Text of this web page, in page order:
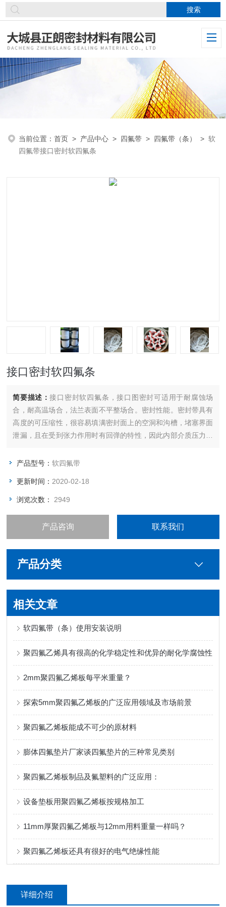
当前位置：首页 > 产品中心 > 四氟带 > 四氟带（条） >软
四氟带接口密封软四氟条
接口密封软四氟条
简要描述：接口密封软四氟条，接口图密封可适用于耐腐蚀场
合，耐高温场合，法兰表面不平整场合。密封性能。密封带具有
高度的可压缩性，很容易填满密封面上的空洞和沟槽，堵塞界面
泄漏，且在受到张力作用时有回弹的特性，因此内部介质压力越
产品型号：软四氟带
更新时间： 2020-02-18
浏览次数： 2949
产品咨询 联系我们
产品分类
相关文章
软四氟带（条）使用安装说明
聚四氟乙烯具有很高的化学稳定性和优异的耐化学腐蚀性
2mm聚四氟乙烯板每平米重量？
探索5mm聚四氟乙烯板的广泛应用领域及市场前景
聚四氟乙烯板能成不可少的原材料
膨体四氟垫片厂家谈四氟垫片的三种常见类别
聚四氟乙烯板制品及氟塑料的广泛应用：
设备垫板用聚四氟乙烯板按规格加工
11mm厚聚四氟乙烯板与12mm用料重量一样吗？
聚四氟乙烯板还具有很好的电气绝缘性能
详细介绍